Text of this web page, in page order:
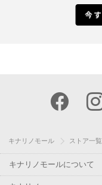
キナリノモール ストア一覧
キナリノモールについて